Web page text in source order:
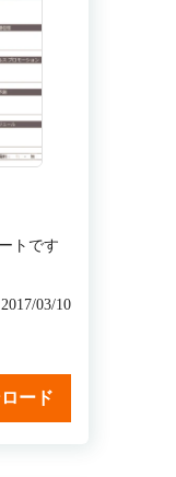
トです
03/10
ード